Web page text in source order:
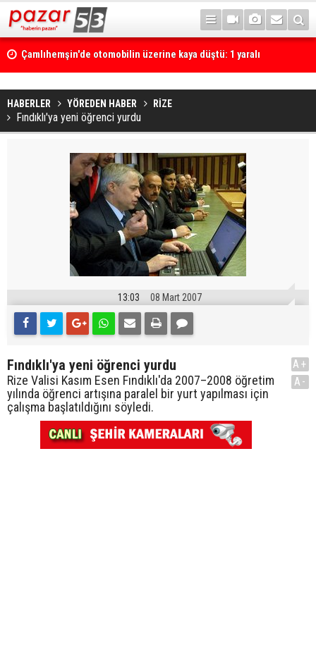
Çamlıhemşin'de otomobilin üzerine kaya düştü: 1 yaralı
HABERLER YÖREDEN HABER RİZE
Fındıklı'ya yeni öğrenci yurdu
13:03 08 Mart 2007
Fındıklı'ya yeni öğrenci yurdu
Rize Valisi Kasım Esen Fındıklı'da 2007–2008 öğretim
yılında öğrenci artışına paralel bir yurt yapılması için
çalışma başlatıldığını söyledi.
A+
A-